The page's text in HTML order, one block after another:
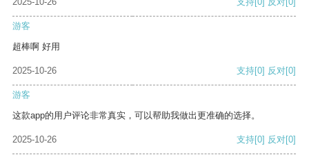
游客
超棒啊 好用
2025-10-26 支持[0] 反对[0]
游客
这款app的用户评论非常真实，可以帮助我做出更准确的选择。
2025-10-26 支持[0] 反对[0]